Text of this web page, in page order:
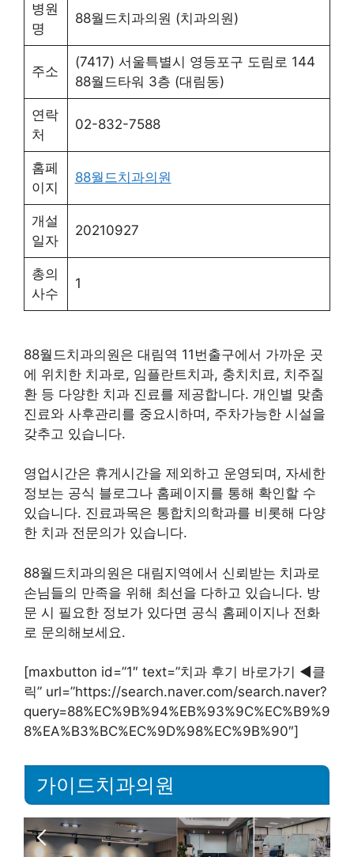
병원
명
88월드치과의원 (치과의원)
주소
(7417) 서울특별시 영등포구 도림로 144
88월드타워 3층 (대림동)
연락
처
02-832-7588
홈페
이지
88월드치과의원
개설
일자
20210927
총의
사수
1
88월드치과의원은 대림역 11번출구에서 가까운 곳
에 위치한 치과로, 임플란트치과, 충치치료, 치주질
환 등 다양한 치과 진료를 제공합니다. 개인별 맞춤
진료와 사후관리를 중요시하며, 주차가능한 시설을
갖추고 있습니다.
영업시간은 휴게시간을 제외하고 운영되며, 자세한
정보는 공식 블로그나 홈페이지를 통해 확인할 수
있습니다. 진료과목은 통합치의학과를 비롯해 다양
한 치과 전문의가 있습니다.
88월드치과의원은 대림지역에서 신뢰받는 치과로
손님들의 만족을 위해 최선을 다하고 있습니다. 방
문 시 필요한 정보가 있다면 공식 홈페이지나 전화
로 문의해보세요.
[maxbutton id=”1″ text=”치과 후기 바로가기 ◀︎클
릭” url=”https://search.naver.com/search.naver?
query=88%EC%9B%94%EB%93%9C%EC%B9%9
8%EA%B3%BC%EC%9D%98%EC%9B%90″]
가이드치과의원